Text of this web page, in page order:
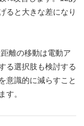
ると大きな差になり
離の移動は電動ア
る選択肢も検討する
意識的に減らすこと
す。